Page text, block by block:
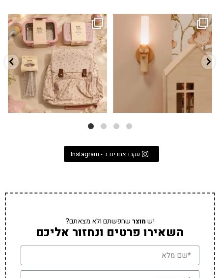
✨ חוזרים למסגרת בסטייל! ✨
הקולקציה החדשה...
9 4
גם פריט עיצובי לחדר, גם מנורת לילה
...
3 0
עקבו אחרינו ב - Instagram
ישמוצרשחפשתם ולא מצאתם?
השאירו פרטים ונחזור אליכם